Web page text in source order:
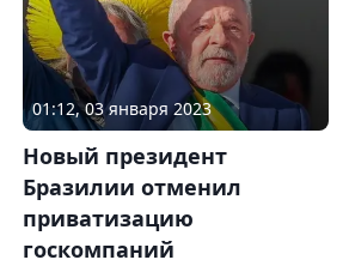
01:12, 03 января 2023
Новый президент
Бразилии отменил
приватизацию
госкомпаний